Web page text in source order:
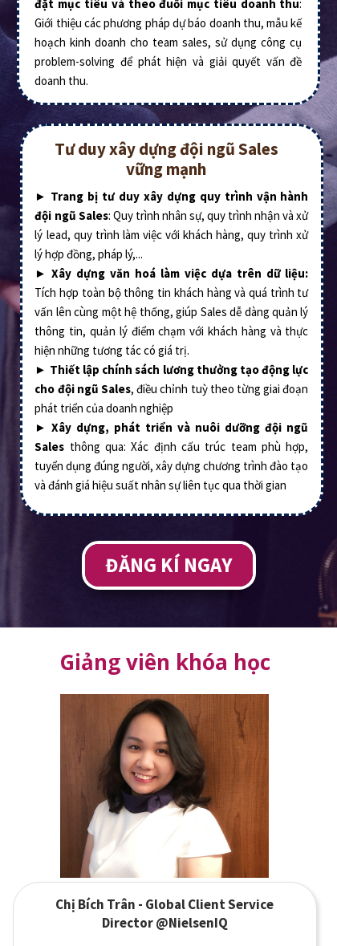
đặt mục tiêu và theo đuổi mục tiêu doanh thu:
Giới thiệu các phương pháp dự báo doanh thu, mẫu kế
hoạch kinh doanh cho team sales, sử dụng công cụ
problem-solving để phát hiện và giải quyết vấn đề
doanh thu.
► Trang bị tư duy xây dựng quy trình vận hành
đội ngũ Sales: Quy trình nhân sự, quy trình nhận và xử
lý lead, quy trình làm việc với khách hàng, quy trình xử
lý hợp đồng, pháp lý,...
► Xây dựng văn hoá làm việc dựa trên dữ liệu:
Tích hợp toàn bộ thông tin khách hàng và quá trình tư
vấn lên cùng một hệ thống, giúp Sales dễ dàng quản lý
thông tin, quản lý điểm chạm với khách hàng và thực
hiện những tương tác có giá trị.
► Thiết lập chính sách lương thưởng tạo động lực
cho đội ngũ Sales, điều chỉnh tuỳ theo từng giai đoạn
phát triển của doanh nghiệp
► Xây dựng, phát triển và nuôi dưỡng đội ngũ
Sales thông qua: Xác định cấu trúc team phù hợp,
tuyển dụng đúng người, xây dựng chương trình đào tạo
và đánh giá hiệu suất nhân sự liên tục qua thời gian
Tư duy xây dựng đội ngũ Sales
vững mạnh
ĐĂNG KÍ NGAY
Giảng viên khóa học
Chị Bích Trân - Global Client Service
Director @NielsenIQ